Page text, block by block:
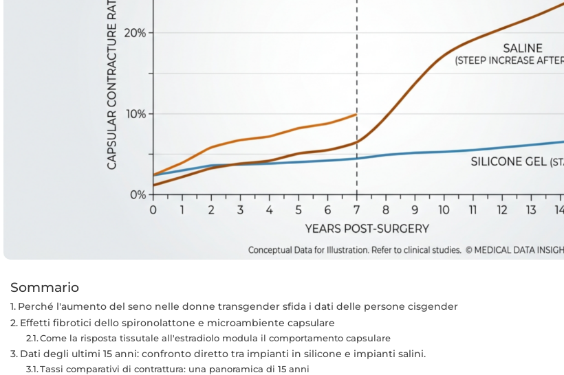
Sommario
Perché l'aumento del seno nelle donne transgender sfida i dati delle persone cisgender
Effetti fibrotici dello spironolattone e microambiente capsulare
Come la risposta tissutale all'estradiolo modula il comportamento capsulare
Dati degli ultimi 15 anni: confronto diretto tra impianti in silicone e impianti salini.
Tassi comparativi di contrattura: una panoramica di 15 anni